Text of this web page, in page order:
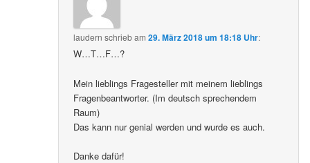
laudern schriebam29. März 2018 um 18:18 Uhr:
W…T…F…?
Mein lieblings Fragesteller mit meinem lieblings
Fragenbeantworter. (Im deutsch sprechendem
Raum)
Das kann nur genial werden und wurde es auch.
Danke dafür!